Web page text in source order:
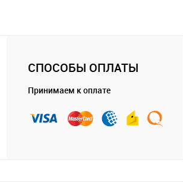
СПОСОБЫ ОПЛАТЫ
Принимаем к оплате